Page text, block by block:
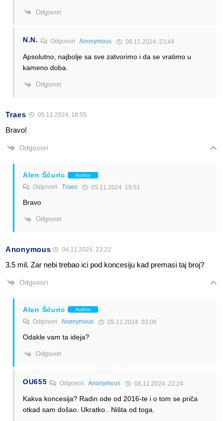
Odgovori
N.N. Odgovori Anonymous 06.11.2024. 23:44
Apsolutno, najbolje sa sve zatvorimo i da se vratimo u
kameno doba.
Odgovori
Traes 05.11.2024. 18:55
Bravo!
Odgovori
Alen Šćuric Author
Odgovori Traes 05.11.2024. 19:51
Bravo
Odgovori
Anonymous 04.11.2024. 23:22
3.5 mil. Zar nebi trebao ici pod koncesiju kad premasi taj broj?
Odgovori
Alen Šćuric Author
Odgovori Anonymous 05.11.2024. 03:08
Odakle vam ta ideja?
Odgovori
OU655 Odgovori Anonymous 08.11.2024. 22:24
Kakva koncesija? Radin ode od 2016-te i o tom se priča
otkad sam došao. Ukratko.. Ništa od toga.